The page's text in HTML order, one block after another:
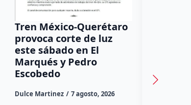
Tren México-Querétaro
provoca corte de luz
este sábado en El
Marqués y Pedro
Escobedo
Dulce Martinez 7 agosto, 2026
Habitantes